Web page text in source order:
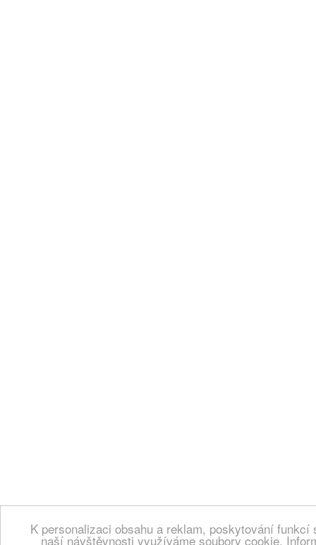
K personalizaci obsahu a reklam, poskytování
naší návštěvnosti využíváme soubory cookie.